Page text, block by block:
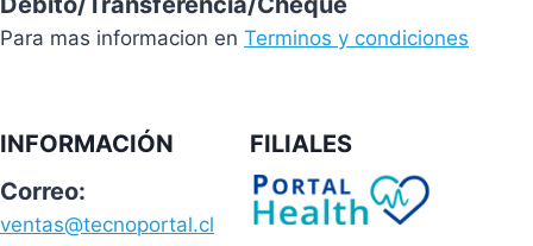
Para mas informacion en Terminos y condiciones
INFORMACIÓN
Correo:
ventas@tecnoportal.cl
FILIALES